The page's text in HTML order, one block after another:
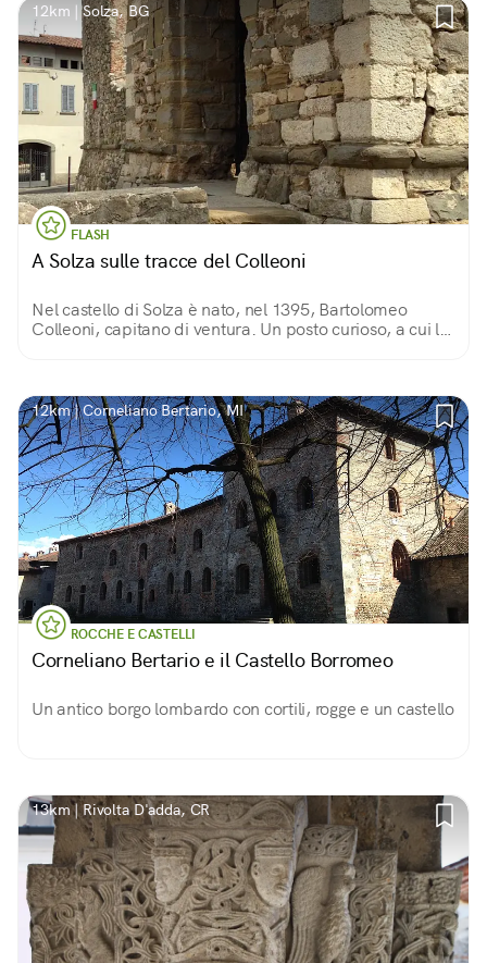
12km | Solza, BG
FLASH
A Solza sulle tracce del Colleoni
Nel castello di Solza è nato, nel 1395, Bartolomeo
Colleoni, capitano di ventura. Un posto curioso, a cui le
12km | Corneliano Bertario, MI
ROCCHE E CASTELLI
Corneliano Bertario e il Castello Borromeo
Un antico borgo lombardo con cortili, rogge e un castello
13km | Rivolta D'adda, CR